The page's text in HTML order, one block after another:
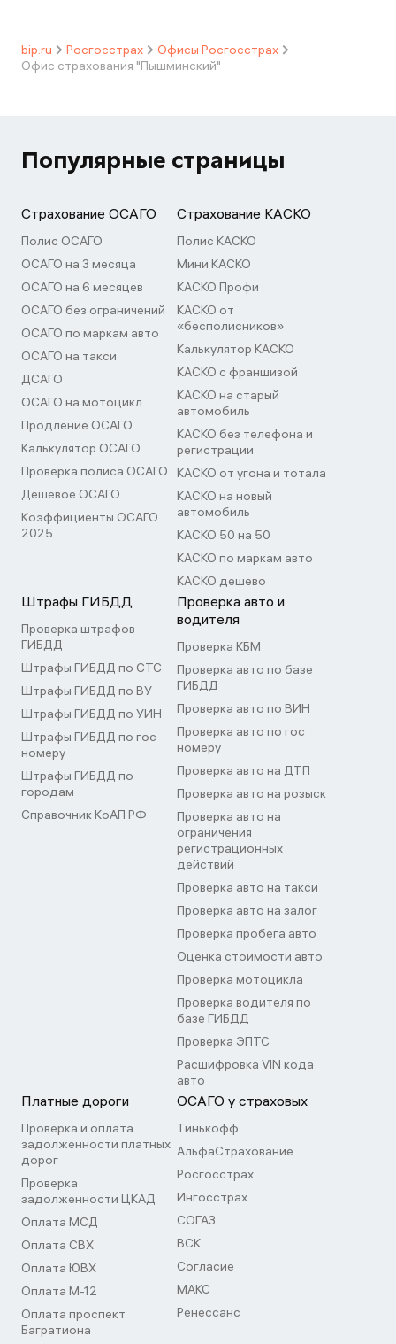
bip.ru Росгосстрах
Офисы Росгосстрах
Офис страхования "Пышминский"
Популярные страницы
Страхование ОСАГО
Полис ОСАГО
ОСАГО на 3 месяца
ОСАГО на 6 месяцев
ОСАГО без ограничений
ОСАГО по маркам авто
ОСАГО на такси
ДСАГО
ОСАГО на мотоцикл
Продление ОСАГО
Калькулятор ОСАГО
Проверка полиса ОСАГО
Дешевое ОСАГО
Коэффициенты ОСАГО
2025
Страхование КАСКО
Полис КАСКО
Мини КАСКО
КАСКО Профи
КАСКО от
«бесполисников»
Калькулятор КАСКО
КАСКО с франшизой
КАСКО на старый
автомобиль
КАСКО без телефона и
регистрации
КАСКО от угона и тотала
КАСКО на новый
автомобиль
КАСКО 50 на 50
КАСКО по маркам авто
КАСКО дешево
Штрафы ГИБДД
Проверка штрафов
ГИБДД
Штрафы ГИБДД по СТС
Штрафы ГИБДД по ВУ
Штрафы ГИБДД по УИН
Штрафы ГИБДД по гос
номеру
Штрафы ГИБДД по
городам
Справочник КоАП РФ
Проверка авто и
водителя
Проверка КБМ
Проверка авто по базе
ГИБДД
Проверка авто по ВИН
Проверка авто по гос
номеру
Проверка авто на ДТП
Проверка авто на розыск
Проверка авто на
ограничения
регистрационных
действий
Проверка авто на такси
Проверка авто на залог
Проверка пробега авто
Оценка стоимости авто
Проверка мотоцикла
Проверка водителя по
базе ГИБДД
Проверка ЭПТС
Расшифровка VIN кода
авто
Платные дороги
Проверка и оплата
задолженности платных
дорог
Проверка
задолженности ЦКАД
Оплата МСД
Оплата СВХ
Оплата ЮВХ
Оплата М-12
Оплата проспект
Багратиона
ОСАГО у страховых
Тинькофф
АльфаСтрахование
Росгосстрах
Ингосстрах
СОГАЗ
ВСК
Согласие
МАКС
Ренессанс